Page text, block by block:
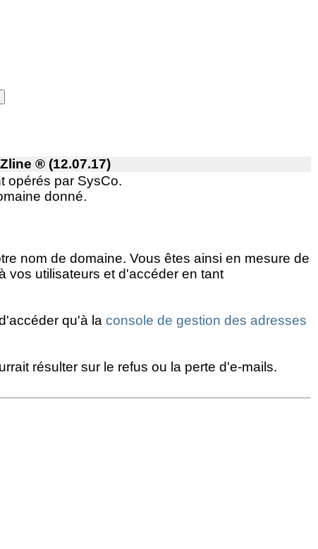
® (12.07.17)
opérés par SysCo.
donné.
nom de domaine. Vous êtes ainsi en mesure de
vos utilisateurs et d'accéder en tant
qu'à la console de gestion des adresses
résulter sur le refus ou la perte d'e-mails.